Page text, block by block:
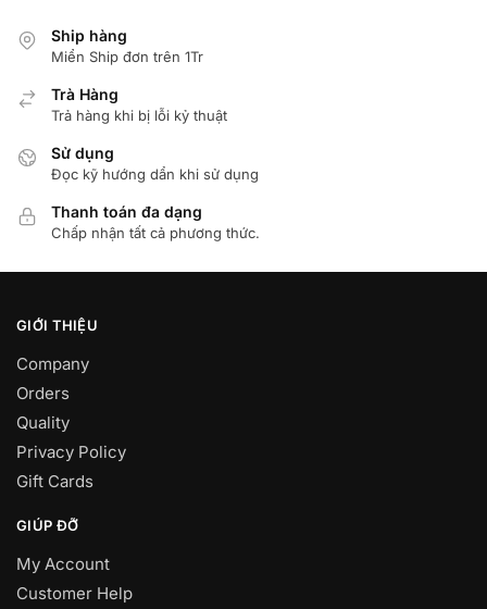
Ship hàng
Miển Ship đơn trên 1Tr
Trà Hàng
Trả hàng khi bị lỗi kỷ thuật
Sử dụng
Đọc kỹ hướng dẩn khi sử dụng
Thanh toán đa dạng
Chấp nhận tất cả phương thức.
GIỚI THIỆU
Company
Orders
Quality
Privacy Policy
Gift Cards
GIÚP ĐỠ
My Account
Customer Help